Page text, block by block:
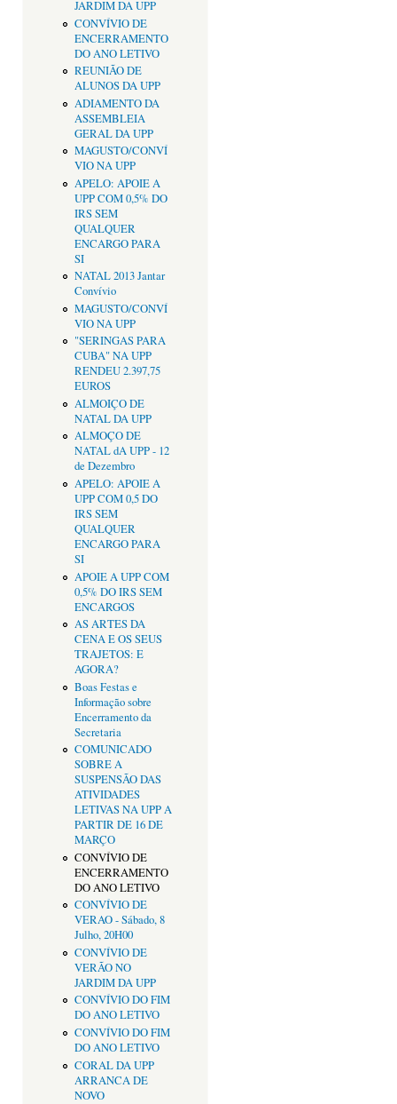
JARDIM DA UPP
CONVÍVIO DE
ENCERRAMENTO
DO ANO LETIVO
REUNIÃO DE
ALUNOS DA UPP
ADIAMENTO DA
ASSEMBLEIA
GERAL DA UPP
MAGUSTO/CONVÍ
VIO NA UPP
APELO: APOIE A
UPP COM 0,5% DO
IRS SEM
QUALQUER
ENCARGO PARA
SI
NATAL 2013 Jantar
Convívio
MAGUSTO/CONVÍ
VIO NA UPP
"SERINGAS PARA
CUBA" NA UPP
RENDEU 2.397,75
EUROS
ALMOIÇO DE
NATAL DA UPP
ALMOÇO DE
NATAL dA UPP - 12
de Dezembro
APELO: APOIE A
UPP COM 0,5 DO
IRS SEM
QUALQUER
ENCARGO PARA
SI
APOIE A UPP COM
0,5% DO IRS SEM
ENCARGOS
AS ARTES DA
CENA E OS SEUS
TRAJETOS: E
AGORA?
Boas Festas e
Informação sobre
Encerramento da
Secretaria
COMUNICADO
SOBRE A
SUSPENSÃO DAS
ATIVIDADES
LETIVAS NA UPP A
PARTIR DE 16 DE
MARÇO
CONVÍVIO DE
ENCERRAMENTO
DO ANO LETIVO
CONVÍVIO DE
VERAO - Sábado, 8
Julho, 20H00
CONVÍVIO DE
VERÃO NO
JARDIM DA UPP
CONVÍVIO DO FIM
DO ANO LETIVO
CONVÍVIO DO FIM
DO ANO LETIVO
CORAL DA UPP
ARRANCA DE
NOVO